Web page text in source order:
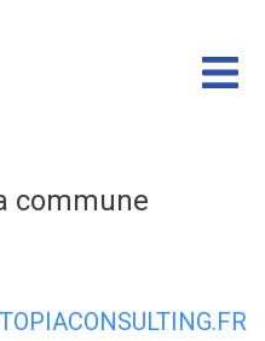
commune